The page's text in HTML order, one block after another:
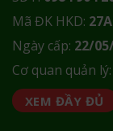
Mã ĐK HKD:
Ngày cấp: 22/
Cơ quan quản
XEM ĐẦY ĐỦ